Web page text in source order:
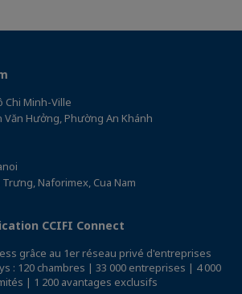
Chi Minh-Ville
Văn Hưởng, Phường An Khánh
Naforimex, Cua Nam
CCIFI Connect
grâce au 1er réseau privé d'entreprises
: 120 chambres | 33 000 entreprises | 4 000
| 1 200 avantages exclusifs